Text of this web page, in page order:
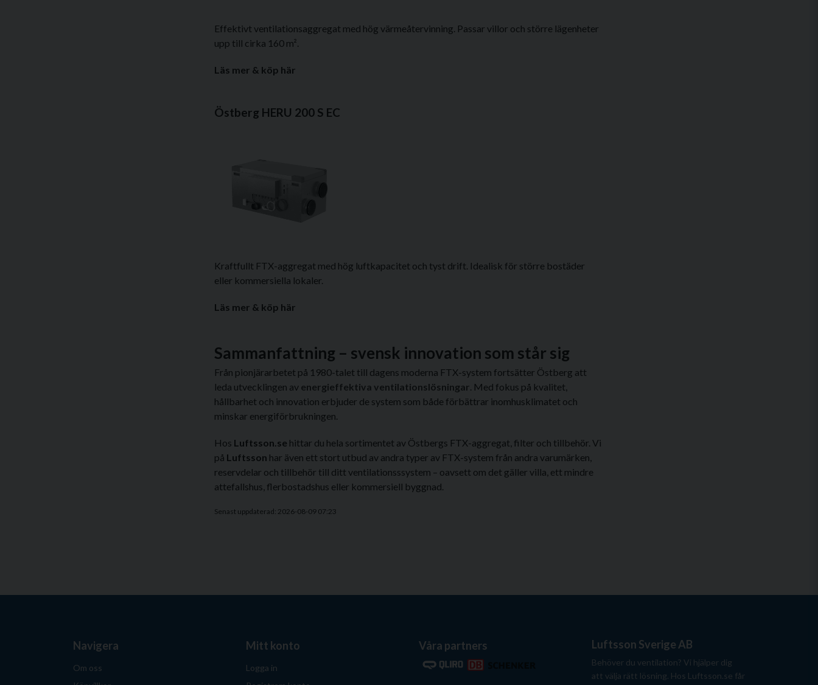
Effektivt ventilationsaggregat med hög värmeåtervinning. Passar villor och större lägenheter
upp till cirka 160 m².
Läs mer & köp här
Östberg HERU 200 S EC
Kraftfullt FTX-aggregat med hög luftkapacitet och tyst drift. Idealisk för större bostäder
eller kommersiella lokaler.
Läs mer & köp här
Sammanfattning – svensk innovation som står sig
Från pionjärarbetet på 1980-talet till dagens moderna FTX-system fortsätter Östberg att
leda utvecklingen av energieffektiva ventilationslösningar. Med fokus på kvalitet,
hållbarhet och innovation erbjuder de system som både förbättrar inomhusklimatet och
minskar energiförbrukningen.
Hos Luftsson.se hittar du hela sortimentet av Östbergs FTX-aggregat, filter och tillbehör. Vi
på Luftsson har även ett stort utbud av andra typer av FTX-system från andra varumärken,
reservdelar och tillbehör till ditt ventilationsssystem – oavsett om det gäller villa, ett mindre
attefallshus, flerbostadshus eller kommersiell byggnad.
Senast uppdaterad: 2026-08-09 07:23
Navigera
Om oss
Mitt konto
Logga in
Våra partners Luftsson Sverige AB
Behöver du ventilation? Vi hjälper dig
att välja rätt lösning. Hos Luftsson.se får